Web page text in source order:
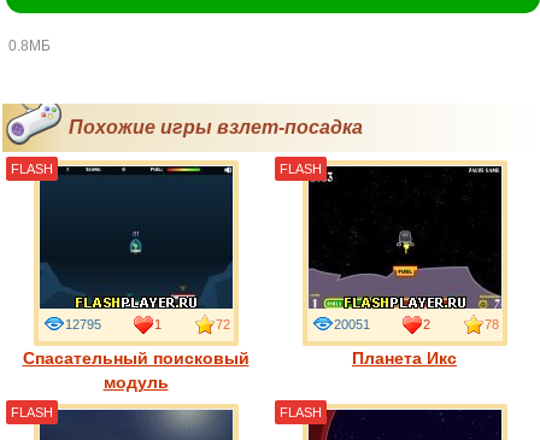
0.8МБ
Похожие игры взлет-посадка
Спасательный поисковый
модуль
12795 1 72
FLASH
Планета Икс
20051 2 78
FLASH
FLASH FLASH